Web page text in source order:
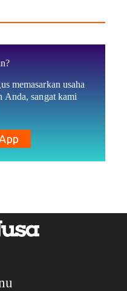
memasarkan usaha
Anda, sangat kami